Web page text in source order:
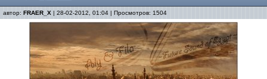
автор: FRAER_X | 28-02-2012, 01:04 | Просмотров: 1504